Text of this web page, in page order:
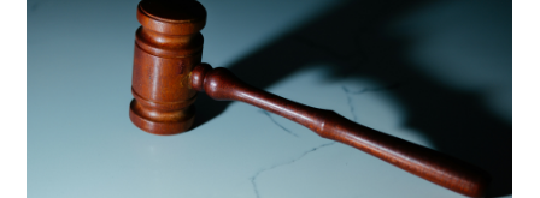
Video
Podcast
Artikelen
Contact